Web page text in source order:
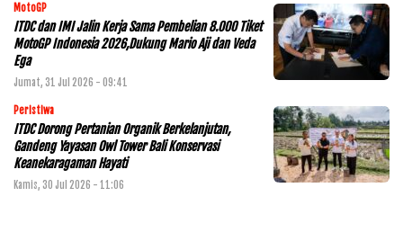
MotoGP
ITDC dan IMI Jalin Kerja Sama Pembelian 8.000 Tiket
MotoGP Indonesia 2026,Dukung Mario Aji dan Veda
Ega
Jumat, 31 Jul 2026 - 09:41
Peristiwa
ITDC Dorong Pertanian Organik Berkelanjutan,
Gandeng Yayasan Owl Tower Bali Konservasi
Keanekaragaman Hayati
Kamis, 30 Jul 2026 - 11:06